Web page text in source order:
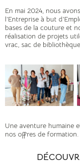
En mai 2024, nous
l’Entreprise à but
bases de la couture et
réalisation de projets
vrac, sac de
Galerie de 3
Une aventure humaine
nos offres de formation.